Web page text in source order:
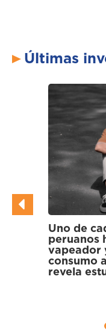
Últimas
inicia su
15 años,
en
los